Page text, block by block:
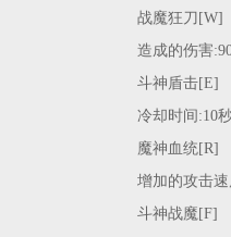
战魔狂刀[W]
造成的伤害
斗神盾击[E]
冷却时间:10
魔神血统[R]
增加的攻击
斗神战魔[F]